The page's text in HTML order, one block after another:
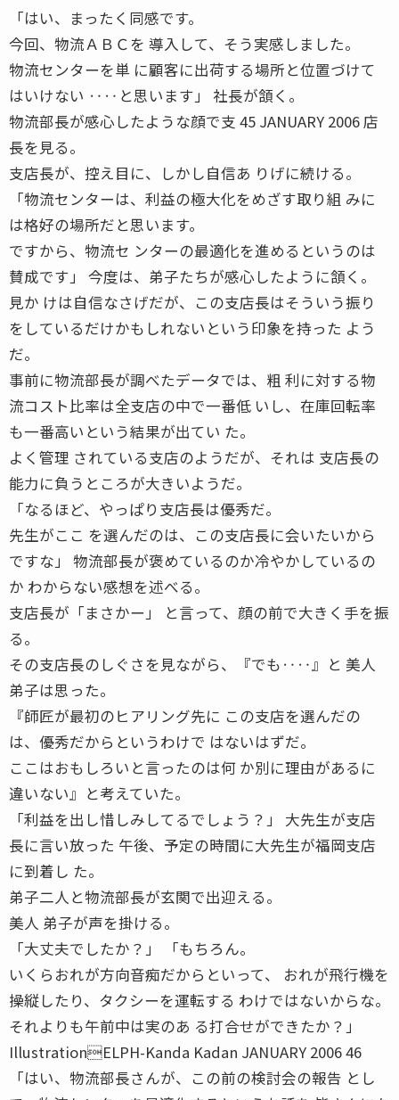
「はい、まったく同感です。
今回、物流ＡＢＣを 導入して、そう実感しました。
物流センターを単 に顧客に出荷する場所と位置づけて
はいけない ‥‥と思います」 社長が頷く。
物流部長が感心したような顔で支 45 JANUARY 2006 店
長を見る。
支店長が、控え目に、しかし自信あ りげに続ける。
「物流センターは、利益の極大化をめざす取り組 みに
は格好の場所だと思います。
ですから、物流セ ンターの最適化を進めるというのは
賛成です」 今度は、弟子たちが感心したように頷く。
見か けは自信なさげだが、この支店長はそういう振り
をしているだけかもしれないという印象を持った よう
だ。
事前に物流部長が調べたデータでは、粗 利に対する物
流コスト比率は全支店の中で一番低 いし、在庫回転率
も一番高いという結果が出てい た。
よく管理 されている支店のようだが、それは 支店長の
能力に負うところが大きいようだ。
「なるほど、やっぱり支店長は優秀だ。
先生がここ を選んだのは、この支店長に会いたいから
ですな」 物流部長が褒めているのか冷やかしているの
か わからない感想を述べる。
支店長が「まさかー」 と言って、顔の前で大きく手を振
る。
その支店長のしぐさを見ながら、『でも‥‥』と 美人
弟子は思った。
『師匠が最初のヒアリング先に この支店を選んだの
は、優秀だからというわけで はないはずだ。
ここはおもしろいと言ったのは何 か別に理由があるに
違いない』と考えていた。
「利益を出し惜しみしてるでしょう？」 大先生が支店
長に言い放った 午後、予定の時間に大先生が福岡支店
に到着し た。
弟子二人と物流部長が玄関で出迎える。
美人 弟子が声を掛ける。
「大丈夫でしたか？」 「もちろん。
いくらおれが方向音痴だからといって、 おれが飛行機を
操縦したり、タクシーを運転する わけではないからな。
それよりも午前中は実のあ る打合せができたか？」
IllustrationELPH-Kanda Kadan JANUARY 2006 46
「はい、物流部長さんが、この前の検討会の報告 とし